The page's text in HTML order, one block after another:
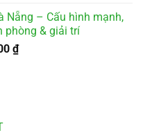
₫.
tại
là:
2.000.000 ₫.
Nẵng – Cấu hình mạnh,
phòng & giải trí
₫Giá